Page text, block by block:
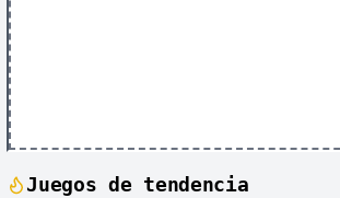
Juegos de tendencia